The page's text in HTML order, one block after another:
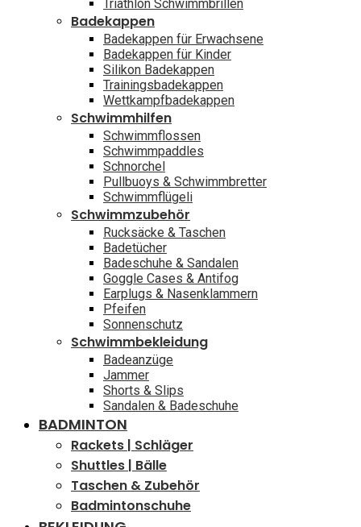
Triathlon Schwimmbrillen
Badekappen
Badekappen für Erwachsene
Badekappen für Kinder
Silikon Badekappen
Trainingsbadekappen
Wettkampfbadekappen
Schwimmhilfen
Schwimmflossen
Schwimmpaddles
Schnorchel
Pullbuoys & Schwimmbretter
Schwimmflügeli
Schwimmzubehör
Rucksäcke & Taschen
Badetücher
Badeschuhe & Sandalen
Goggle Cases & Antifog
Earplugs & Nasenklammern
Pfeifen
Sonnenschutz
Schwimmbekleidung
Badeanzüge
Jammer
Shorts & Slips
Sandalen & Badeschuhe
BADMINTON
Rackets | Schläger
Shuttles | Bälle
Taschen & Zubehör
Badmintonschuhe